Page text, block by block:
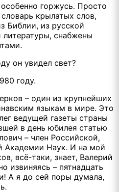
горжусь. Просто
крылатых слов,
Библии, из русской
снабжены
он увидел свет?
году.
– один из крупнейших
языкам в мире. Это
ведущей газеты страны
в день юбилея статью
– член Российской,
Академии Наук. И на мой
всё-таки, знает, Валерий
извиняясь – пятнадцать
А я до сей поры думала,